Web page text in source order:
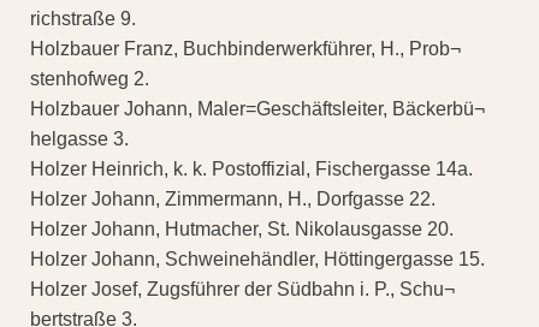
richstraße 9.
Holzbauer Franz, Buchbinderwerkführer, H., Prob¬
stenhofweg 2.
Holzbauer Johann, Maler=Geschäftsleiter, Bäckerbü¬
helgasse 3.
Holzer Heinrich, k. k. Postoffizial, Fischergasse 14a.
Holzer Johann, Zimmermann, H., Dorfgasse 22.
Holzer Johann, Hutmacher, St. Nikolausgasse 20.
Holzer Johann, Schweinehändler, Höttingergasse 15.
Holzer Josef, Zugsführer der Südbahn i. P., Schu¬
bertstraße 3.